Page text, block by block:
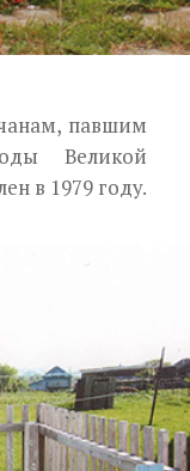
павшим
Великой
в 1979 году.